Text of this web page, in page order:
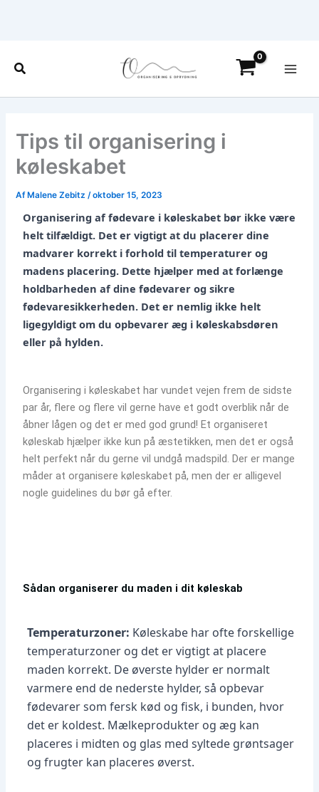
Søg
Tips til organisering i
køleskabet
AfMalene Zebitz /oktober 15, 2023
Organisering af fødevare i køleskabet bør ikke være
helt tilfældigt. Det er vigtigt at du placerer dine
madvarer korrekt i forhold til temperaturer og
madens placering. Dette hjælper med at forlænge
holdbarheden af dine fødevarer og sikre
fødevaresikkerheden. Det er nemlig ikke helt
ligegyldigt om du opbevarer æg i køleskabsdøren
eller på hylden.
Organisering i køleskabet har vundet vejen frem de sidste
par år, flere og flere vil gerne have et godt overblik når de
åbner lågen og det er med god grund! Et organiseret
køleskab hjælper ikke kun på æstetikken, men det er også
helt perfekt når du gerne vil undgå madspild. Der er mange
måder at organisere køleskabet på, men der er alligevel
nogle guidelines du bør gå efter.
Sådan organiserer du maden i dit køleskab
Temperaturzoner: Køleskabe har ofte forskellige
temperaturzoner og det er vigtigt at placere
maden korrekt. De øverste hylder er normalt
varmere end de nederste hylder, så opbevar
fødevarer som fersk kød og fisk, i bunden, hvor
det er koldest. Mælkeprodukter og æg kan
placeres i midten og glas med syltede grøntsager
og frugter kan placeres øverst.